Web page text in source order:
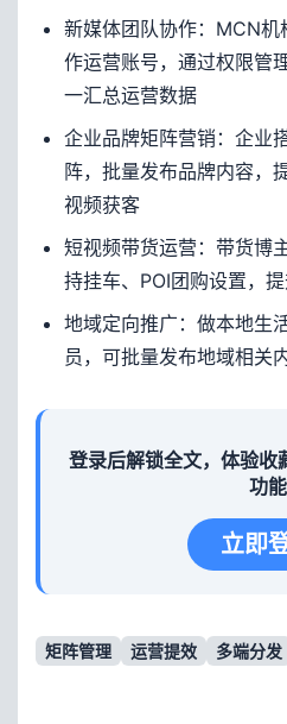
新媒体团队协作：MCN
作运营账号，通过权限管
一汇总运营数据
企业品牌矩阵营销：企业
阵，批量发布品牌内容，
视频获客
短视频带货运营：带货博
持挂车、POI团购设置，
地域定向推广：做本地生
员，可批量发布地域相关
登录后解锁全文，体验收
功能
立即
矩阵管理 运营提效 多端分发